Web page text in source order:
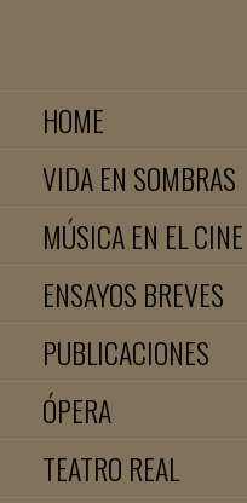
HOME
VIDA EN SOMBRAS
MÚSICA EN EL CINE
ENSAYOS BREVES
PUBLICACIONES
ÓPERA
TEATRO REAL